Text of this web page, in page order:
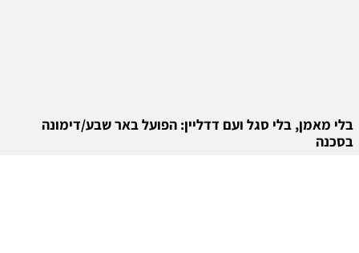
בלי מאמן, בלי סגל ועם דדליין: הפועל באר שבע/דימונה
בסכנה